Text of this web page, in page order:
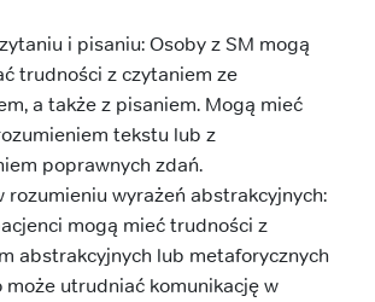
i pisaniu: Osoby z SM mogą
trudności z czytaniem ze
a także z pisaniem. Mogą mieć
tekstu lub z
poprawnych zdań.
rozumieniu wyrażeń abstrakcyjnych:
mogą mieć trudności z
abstrakcyjnych lub metaforycznych
może utrudniać komunikację w